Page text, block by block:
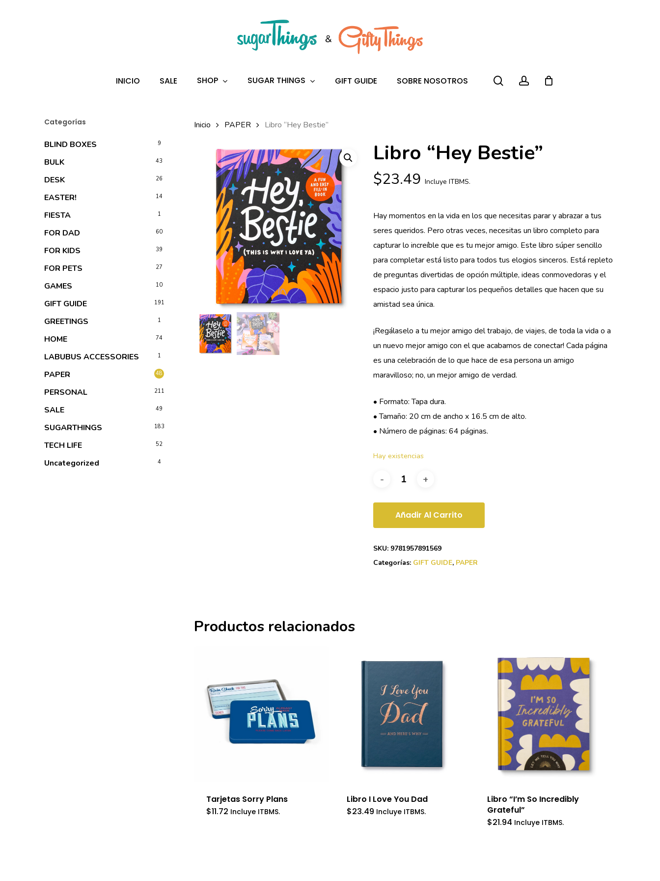
INICIO SALE SHOP SUGAR THINGS GIFT GUIDE SOBRE NOSOTROS searchaccount
Categorías
BLIND BOXES 9
BULK 43
DESK 26
EASTER! 14
FIESTA 1
FOR DAD 60
FOR KIDS 39
FOR PETS 27
GAMES 10
GIFT GUIDE 191
GREETINGS 1
HOME 74
LABUBUS ACCESSORIES 1
PAPER 48
PERSONAL 211
SALE 49
SUGARTHINGS 183
TECH LIFE 52
Uncategorized 4
Inicio PAPER Libro “Hey Bestie”
Libro “Hey Bestie”
$23.49 Incluye ITBMS.
Hay momentos en la vida en los que necesitas parar y abrazar a tus
seres queridos. Pero otras veces, necesitas un libro completo para
capturar lo increíble que es tu mejor amigo. Este libro súper sencillo
para completar está listo para todos tus elogios sinceros. Está repleto
de preguntas divertidas de opción múltiple, ideas conmovedoras y el
espacio justo para capturar los pequeños detalles que hacen que su
amistad sea única.
¡Regálaselo a tu mejor amigo del trabajo, de viajes, de toda la vida o a
un nuevo mejor amigo con el que acabamos de conectar! Cada página
es una celebración de lo que hace de esa persona un amigo
maravilloso; no, un mejor amigo de verdad.
• Formato: Tapa dura.
• Tamaño: 20 cm de ancho x 16.5 cm de alto.
• Número de páginas: 64 páginas.
Hay existencias
Añadir Al Carrito
SKU: 9781957891569
Categorías: GIFT GUIDE, PAPER
Productos relacionados
Tarjetas Sorry Plans
$11.72 Incluye ITBMS.
Libro I Love You Dad
$23.49 Incluye ITBMS.
Libro “I’m So Incredibly
Grateful”
$21.94 Incluye ITBMS.